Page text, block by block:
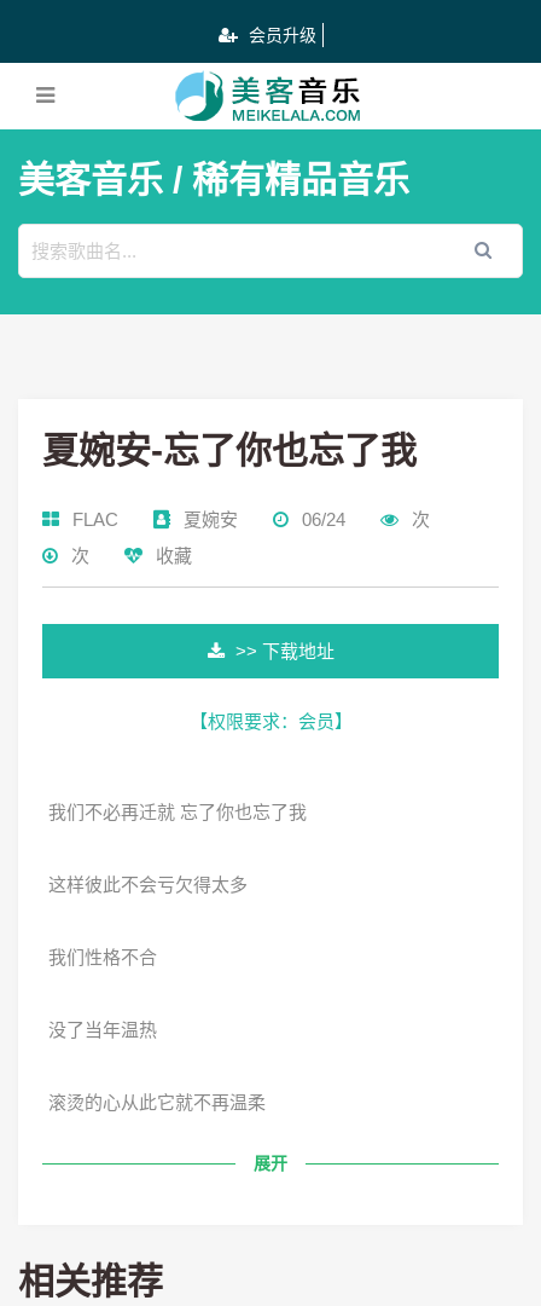
会员升级
美客音乐 / 稀有精品音乐
夏婉安-忘了你也忘了我
FLAC 夏婉安 06/24
次
次
收藏
>> 下载地址
【权限要求： 会员】
我们不必再迁就 忘了你也忘了我
这样彼此不会亏欠得太多
我们性格不合
没了当年温热
滚烫的心从此它就不再温柔
展开
相关推荐